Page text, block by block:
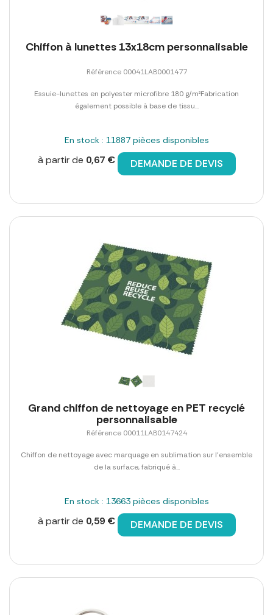
Chiffon à lunettes 13x18cm personnalisable
Référence 00041LAB0001477
Essuie-lunettes en polyester microfibre 180 g/m²Fabrication
également possible à base de tissu...
En stock : 11887 pièces disponibles
à partir de 0,67 € DEMANDE DE DEVIS
Grand chiffon de nettoyage en PET recyclé
personnalisable
Référence 00011LAB0147424
Chiffon de nettoyage avec marquage en sublimation sur l'ensemble
de la surface, fabriqué à...
En stock : 13663 pièces disponibles
à partir de 0,59 € DEMANDE DE DEVIS